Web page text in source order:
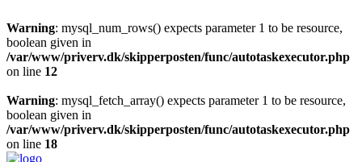
Warning: mysql_num_rows() expects parameter 1 to be resource,
boolean given in
/var/www/priverv.dk/skipperposten/func/autotaskexecutor.php
on line 12
Warning: mysql_fetch_array() expects parameter 1 to be resource,
boolean given in
/var/www/priverv.dk/skipperposten/func/autotaskexecutor.php
on line 18